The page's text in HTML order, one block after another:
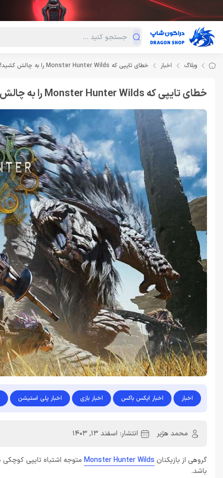
دسته‌بندی محصولات فروش ویژه
وبلاگ اخبار خطای تایپی که Monster Hunter Wilds را به چالش کشید!
خطای تایپی که Monster Hunter Wilds را به چالش کشید!
اخبار اخبار ایکس باکس اخبار بازی اخبار پلی استیشن
محمد هژبر انتشار: اسفند 13, 1403
گروهی از بازیکنان Monster Hunter Wilds
باشد.